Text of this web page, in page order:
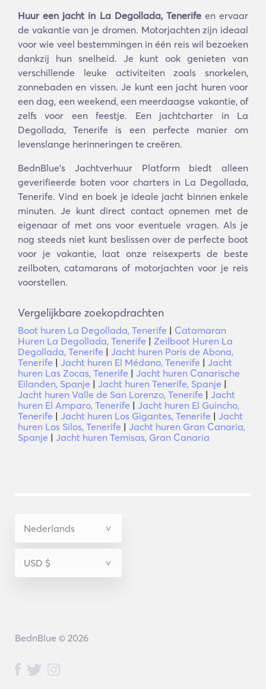
Huur een jacht in La Degollada, Tenerifeen ervaar
de vakantie van je dromen. Motorjachten zijn ideaal
voor wie veel bestemmingen in één reis wil bezoeken
dankzij hun snelheid. Je kunt ook genieten van
verschillende leuke activiteiten zoals snorkelen,
zonnebaden en vissen. Je kunt een jacht huren voor
een dag, een weekend, een meerdaagse vakantie, of
zelfs voor een feestje. Een jachtcharter in La
Degollada, Tenerife is een perfecte manier om
levenslange herinneringen te creëren.
BednBlue's Jachtverhuur Platform biedt alleen
geverifieerde boten voor charters in La Degollada,
Tenerife. Vind en boek je ideale jacht binnen enkele
minuten. Je kunt direct contact opnemen met de
eigenaar of met ons voor eventuele vragen. Als je
nog steeds niet kunt beslissen over de perfecte boot
voor je vakantie, laat onze reisexperts de beste
zeilboten, catamarans of motorjachten voor je reis
voorstellen.
Vergelijkbare zoekopdrachten
Boot huren La Degollada, Tenerife | Catamaran
Huren La Degollada, Tenerife | Zeilboot Huren La
Degollada, Tenerife | Jacht huren Poris de Abona,
Tenerife | Jacht huren El Médano, Tenerife | Jacht
huren Las Zocas, Tenerife | Jacht huren Canarische
Eilanden, Spanje | Jacht huren Tenerife, Spanje |
Jacht huren Valle de San Lorenzo, Tenerife | Jacht
huren El Amparo, Tenerife | Jacht huren El Guincho,
Tenerife | Jacht huren Los Gigantes, Tenerife | Jacht
huren Los Silos, Tenerife | Jacht huren Gran Canaria,
Spanje | Jacht huren Temisas, Gran Canaria
BednBlue © 2026